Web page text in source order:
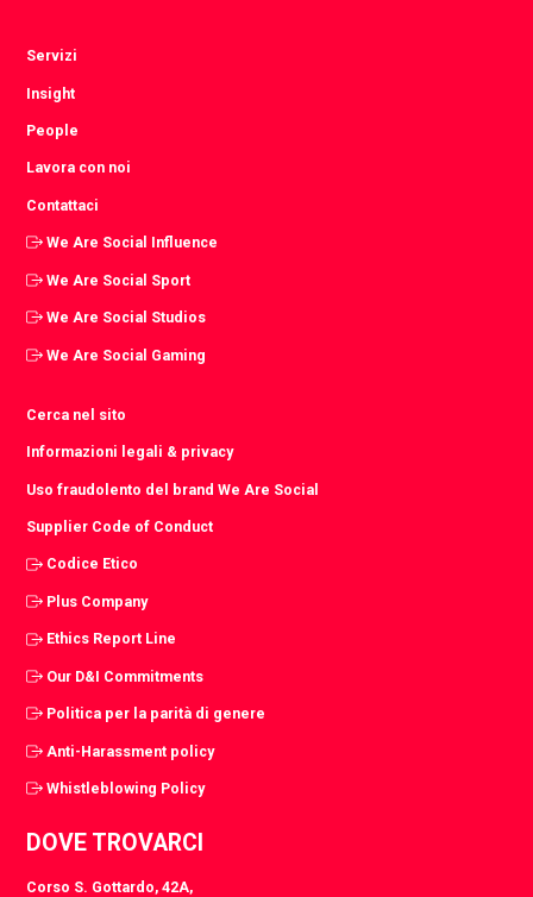
Servizi
Insight
People
Lavora con noi
Contattaci
We Are Social Influence
We Are Social Sport
We Are Social Studios
We Are Social Gaming
Cerca nel sito
Informazioni legali & privacy
Uso fraudolento del brand We Are Social
Supplier Code of Conduct
Codice Etico
Plus Company
Ethics Report Line
Our D&I Commitments
Politica per la parità di genere
Anti-Harassment policy
Whistleblowing Policy
DOVE TROVARCI
Corso S. Gottardo, 42A,